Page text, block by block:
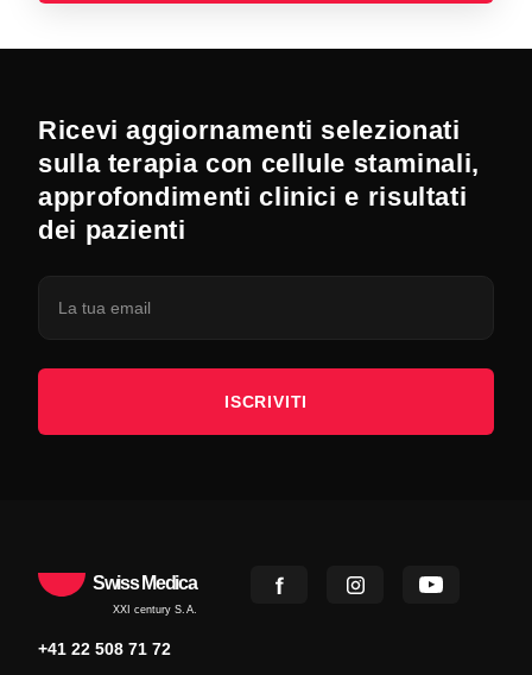
Ricevi aggiornamenti selezionati
sulla terapia con cellule staminali,
approfondimenti clinici e risultati
dei pazienti
ISCRIVITI
Swiss Medica
XXI century S.A.
+41 22 508 71 72